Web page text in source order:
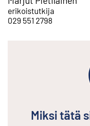
erikoistutkija
029 551 2798
Miksi tätä